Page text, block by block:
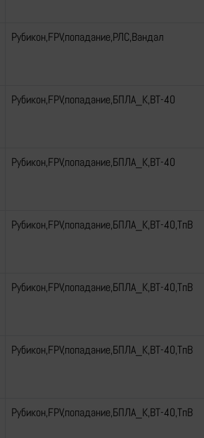
Рубикон,FPV,попадание,РЛС,Вандал
Рубикон,FPV,попадание,БПЛА_К,ВТ-40
Рубикон,FPV,попадание,БПЛА_К,ВТ-40
Рубикон,FPV,попадание,БПЛА_К,ВТ-40,ТпВ
Рубикон,FPV,попадание,БПЛА_К,ВТ-40,ТпВ
Рубикон,FPV,попадание,БПЛА_К,ВТ-40,ТпВ
Рубикон,FPV,попадание,БПЛА_К,ВТ-40,ТпВ